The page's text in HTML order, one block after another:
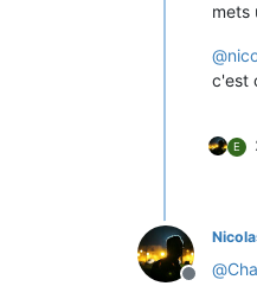
mets
@
c'est
E
@